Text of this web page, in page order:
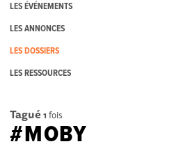
LES ÉVÉNEMENTS
LES ANNONCES
LES DOSSIERS
LES RESSOURCES
Tagué 1 fois
#MOBY